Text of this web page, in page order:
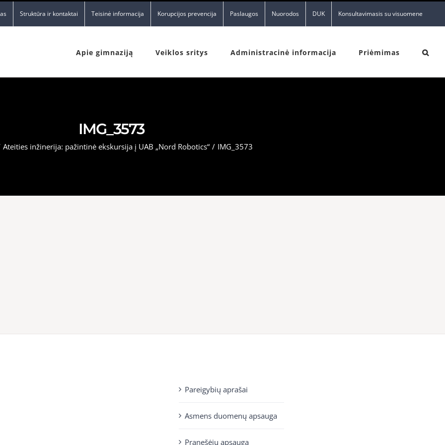
Struktūra ir kontaktai Teisinė informacija Korupcijos prevencija Paslaugos Nuorodos DUK Konsultavimasis su visuomene
Apie gimnaziją Veiklos sritys Administracinė informacija Priėmimas
IMG_3573
Ateities inžinerija: pažintinė ekskursija į UAB „Nord Robotics“ / IMG_3573
Pareigybių aprašai
Asmens duomenų apsauga
Pranešėjų apsauga